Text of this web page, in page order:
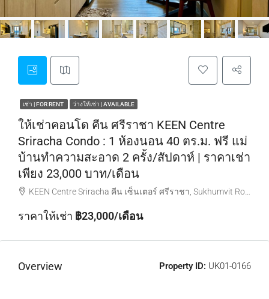
เช่า | FOR RENT ว่างให้เช่า | AVAILABLE
ให้เช่าคอนโด คีน ศรีราชา KEEN Centre
Sriracha Condo : 1 ห้องนอน 40 ตร.ม. ฟรี แม่
บ้านทำความสะอาด 2 ครั้ง/สัปดาห์ | ราคาเช่า
เพียง 23,000 บาท/เดือน
KEEN Centre Sriracha คีน เซ็นเตอร์ ศรีราชา, Sukhumvit Road, Sub-District, Si Racha District, Chon Buri, Thailand
ราคาให้เช่า ฿23,000/เดือน
Overview Property ID: UK01-0166